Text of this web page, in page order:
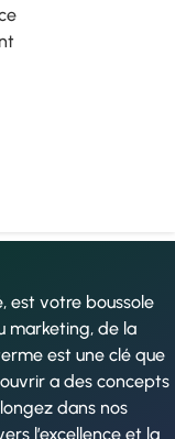
est votre boussole
marketing, de la
est une clé que
a des concepts
dans nos
l’excellence et la